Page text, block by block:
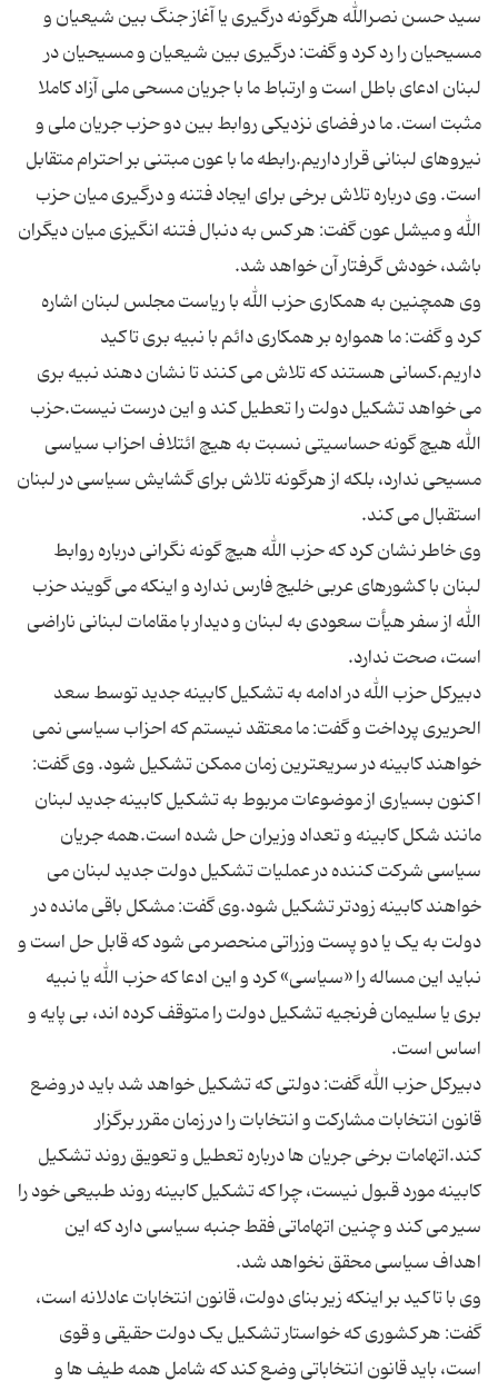
سید حسن نصرالله هرگونه درگیری یا آغاز جنگ بین شیعیان و
مسیحیان را رد کرد و گفت: درگیری بین شیعیان و مسیحیان در
لبنان ادعای باطل است و ارتباط ما با جریان مسحی ملی آزاد کاملا
مثبت است. ما در فضای نزدیکی روابط بین دو حزب جریان ملی و
نیروهای لبنانی قرار داریم.رابطه ما با عون مبتنی بر احترام متقابل
است. وی درباره تلاش برخی برای ایجاد فتنه و درگیری میان حزب
الله و میشل عون گفت: هر کس به دنبال فتنه انگیزی میان دیگران
وی همچنین به همکاری حزب الله با ریاست مجلس لبنان اشاره
کرد و گفت: ما همواره بر همکاری دائم با نبیه بری تاکید
داریم.کسانی هستند که تلاش می کنند تا نشان دهند نبیه بری
می خواهد تشکیل دولت را تعطیل کند و این درست نیست.حزب
الله هیچ گونه حساسیتی نسبت به هیچ ائتلاف احزاب سیاسی
مسیحی ندارد، بلکه از هرگونه تلاش برای گشایش سیاسی در لبنان
وی خاطر نشان کرد که حزب الله هیچ گونه نگرانی درباره روابط
لبنان با کشورهای عربی خلیج فارس ندارد و اینکه می گویند حزب
الله از سفر هیأت سعودی به لبنان و دیدار با مقامات لبنانی ناراضی
دبیرکل حزب الله در ادامه به تشکیل کابینه جدید توسط سعد
الحریری پرداخت و گفت: ما معتقد نیستم که احزاب سیاسی نمی
خواهند کابینه در سریعترین زمان ممکن تشکیل شود. وی گفت:
اکنون بسیاری از موضوعات مربوط به تشکیل کابینه جدید لبنان
مانند شکل کابینه و تعداد وزیران حل شده است.همه جریان
سیاسی شرکت کننده در عملیات تشکیل دولت جدید لبنان می
خواهند کابینه زودتر تشکیل شود.وی گفت: مشکل باقی مانده در
دولت به یک یا دو پست وزراتی منحصر می شود که قابل حل است و
نباید این مساله را «سیاسی» کرد و این ادعا که حزب الله یا نبیه
بری یا سلیمان فرنجیه تشکیل دولت را متوقف کرده اند، بی پایه و
دبیرکل حزب الله گفت: دولتی که تشکیل خواهد شد باید در وضع
قانون انتخابات مشارکت و انتخابات را در زمان مقرر برگزار
کند.اتهامات برخی جریان ها درباره تعطیل و تعویق روند تشکیل
کابینه مورد قبول نیست، چرا که تشکیل کابینه روند طبیعی خود را
سیر می کند و چنین اتهاماتی فقط جنبه سیاسی دارد که این
وی با تاکید بر اینکه زیر بنای دولت، قانون انتخابات عادلانه است،
گفت: هر کشوری که خواستار تشکیل یک دولت حقیقی و قوی
است، باید قانون انتخاباتی وضع کند که شامل همه طیف ها و